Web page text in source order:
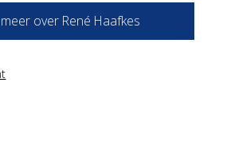
over René Haafkes